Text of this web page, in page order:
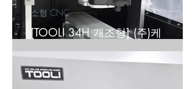
[TOOLI 34H 개조형] (주)케
*******트 납품후기
소형 CNC